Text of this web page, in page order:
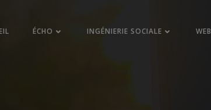
ÉCHO INGÉNIERIE SOCIALE WEB